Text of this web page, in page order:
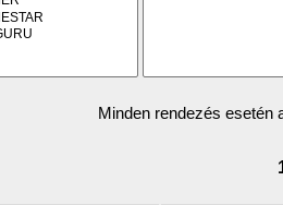
Minden rendezés esetén